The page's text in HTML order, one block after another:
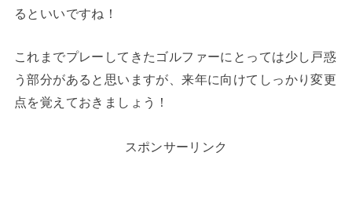
るといいですね！
これまでプレーしてきたゴルファーにとっては少し戸惑
う部分があると思いますが、来年に向けてしっかり変更
点を覚えておきましょう！
スポンサーリンク